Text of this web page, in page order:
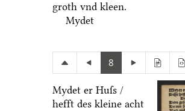
groth vnd kleen.
Mydet
8
Mydet er Huſs /
hefft des kleine acht